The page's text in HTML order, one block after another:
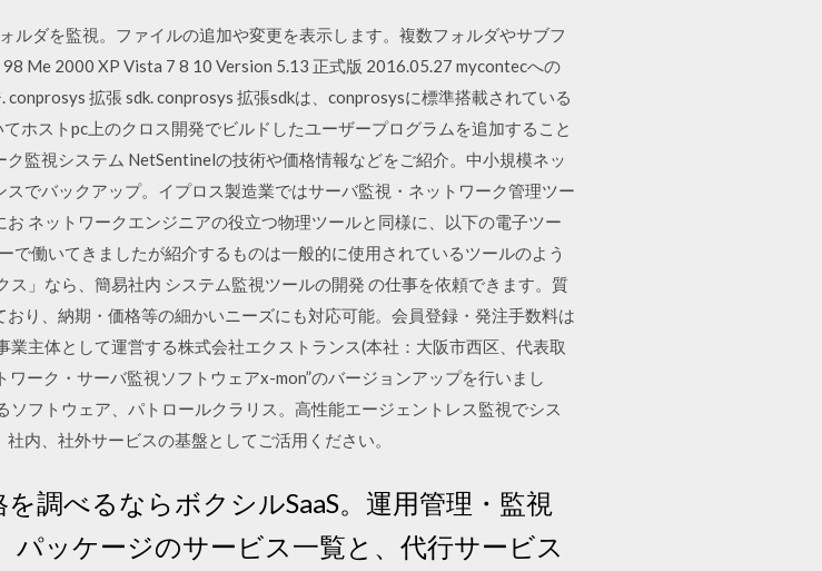
ルダを監視。ファイルの追加や変更を表示します。複数フォルダやサブフ
Me 2000 XP Vista 7 8 10 Version 5.13 正式版 2016.05.27 mycontecへの
拡張 sdk. conprosys 拡張sdkは、conprosysに標準搭載されている
ホストpc上のクロス開発でビルドしたユーザープログラムを追加すること
監視システム NetSentinelの技術や価格情報などをご紹介。中小規模ネッ
でバックアップ。イプロス製造業ではサーバ監視・ネットワーク管理ツー
ネットワークエンジニアの役立つ物理ツールと同様に、以下の電子ツー
で働いてきましたが紹介するものは一般的に使用されているツールのよう
」なら、簡易社内 システム監視ツールの開発 の仕事を依頼できます。質
り、納期・価格等の細かいニーズにも対応可能。会員登録・発注手数料は
主体として運営する株式会社エクストランス(本社：大阪市西区、代表取
ーク・サーバ監視ソフトウェアx-mon”のバージョンアップを行いまし
フトウェア、パトロールクラリス。高性能エージェントレス監視でシス
内、社外サービスの基盤としてご活用ください。
調べるならボクシルSaaS。運用管理・監視
ッケージのサービス一覧と、代行サービス